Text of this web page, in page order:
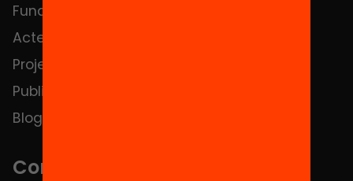
Fundació
Actes
Projectes
Publicacions i vídeos
Blog
Contacte